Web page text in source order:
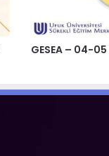
GESEA – 04-